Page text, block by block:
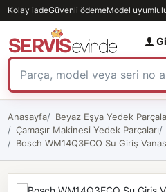
Kolay iadeGüvenli ödemeModel
Anasayfa
Beyaz Eşya Yedek
Çamaşır Makinesi Yedek Parçaları
Bosch WM14Q3ECO Su Giriş